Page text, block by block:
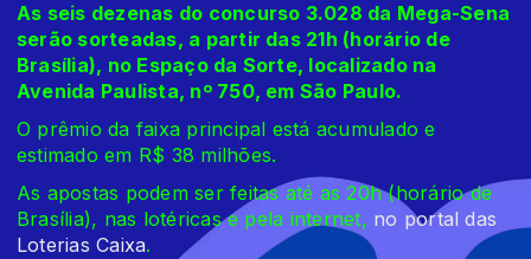
As seis dezenas do concurso 3.028 da Mega-Sena
serão sorteadas, a partir das 21h (horário de
Brasília), no Espaço da Sorte, localizado na
Avenida Paulista, nº 750, em São Paulo.
O prêmio da faixa principal está acumulado e
estimado em R$ 38 milhões.
As apostas podem ser feitas até as 20h (horário de
Brasília), nas lotéricas e pela internet, no portal das
Loterias Caixa.